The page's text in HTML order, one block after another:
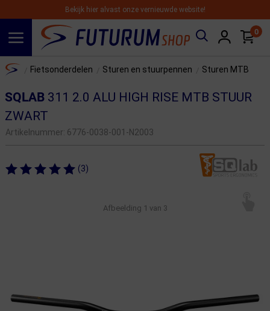
Bekijk hier alvast onze vernieuwde website!
0
Home Fietsonderdelen Sturen en stuurpennen Sturen MTB
SQLAB311 2.0 ALU HIGH RISE MTB STUUR
ZWART
Artikelnummer: 6776-0038-001-N2003
(3)
Afbeelding 1 van 3